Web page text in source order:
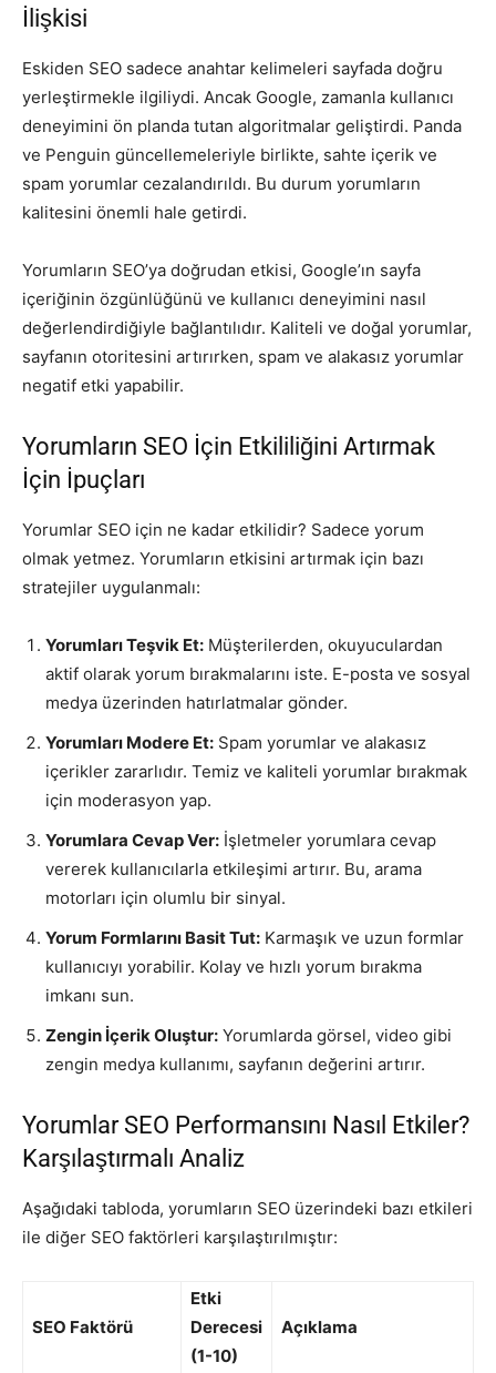
İlişkisi
Eskiden SEO sadece anahtar kelimeleri sayfada doğru
yerleştirmekle ilgiliydi. Ancak Google, zamanla kullanıcı
deneyimini ön planda tutan algoritmalar geliştirdi. Panda
ve Penguin güncellemeleriyle birlikte, sahte içerik ve
spam yorumlar cezalandırıldı. Bu durum yorumların
kalitesini önemli hale getirdi.
Yorumların SEO’ya doğrudan etkisi, Google’ın sayfa
içeriğinin özgünlüğünü ve kullanıcı deneyimini nasıl
değerlendirdiğiyle bağlantılıdır. Kaliteli ve doğal yorumlar,
sayfanın otoritesini artırırken, spam ve alakasız yorumlar
negatif etki yapabilir.
Yorumların SEO İçin Etkililiğini Artırmak
İçin İpuçları
Yorumlar SEO için ne kadar etkilidir? Sadece yorum
olmak yetmez. Yorumların etkisini artırmak için bazı
stratejiler uygulanmalı:
Yorumları Teşvik Et: Müşterilerden, okuyuculardan
aktif olarak yorum bırakmalarını iste. E-posta ve sosyal
medya üzerinden hatırlatmalar gönder.
Yorumları Modere Et: Spam yorumlar ve alakasız
içerikler zararlıdır. Temiz ve kaliteli yorumlar bırakmak
için moderasyon yap.
Yorumlara Cevap Ver: İşletmeler yorumlara cevap
vererek kullanıcılarla etkileşimi artırır. Bu, arama
motorları için olumlu bir sinyal.
Yorum Formlarını Basit Tut: Karmaşık ve uzun formlar
kullanıcıyı yorabilir. Kolay ve hızlı yorum bırakma
imkanı sun.
Zengin İçerik Oluştur: Yorumlarda görsel, video gibi
zengin medya kullanımı, sayfanın değerini artırır.
Yorumlar SEO Performansını Nasıl Etkiler?
Karşılaştırmalı Analiz
Aşağıdaki tabloda, yorumların SEO üzerindeki bazı etkileri
ile diğer SEO faktörleri karşılaştırılmıştır:
SEO Faktörü
Etki
Derecesi
(1-10)
Açıklama